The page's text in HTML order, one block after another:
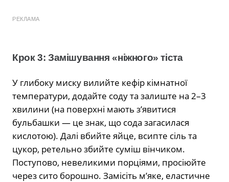
РЕКЛАМА
Крок 3: Замішування «ніжного» тіста
У глибоку миску вилийте кефір кімнатної
температури, додайте соду та залиште на 2–3
хвилини (на поверхні мають з’явитися
бульбашки — це знак, що сода загасилася
кислотою). Далі вбийте яйце, всипте сіль та
цукор, ретельно збийте суміш вінчиком.
Поступово, невеликими порціями, просіюйте
через сито борошно. Замісіть м’яке, еластичне